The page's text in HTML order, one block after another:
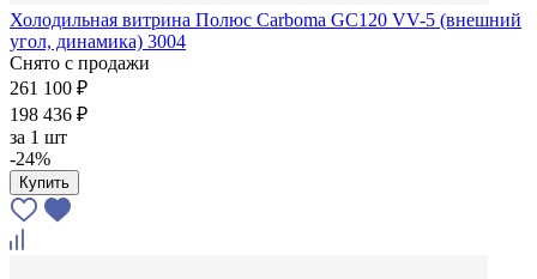
Холодильная витрина Полюс Carboma GC120 VV-5 (внешний
угол, динамика) 3004
Снято с продажи
261 100 ₽
198 436 ₽
за 1 шт
-24%
Купить